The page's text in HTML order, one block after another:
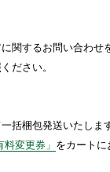
関するお問い合わせ
ださい。
括梱包発送いたしま
変更券」 をカート